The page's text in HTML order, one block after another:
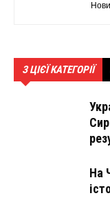
З ЦІЄЇ КАТЕГОРІЇ
На